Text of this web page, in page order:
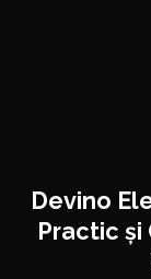
Devino
Practic și